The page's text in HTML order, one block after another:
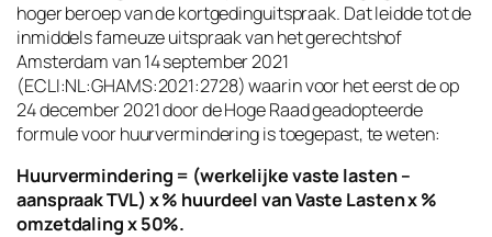
hoger beroep van de kortgedinguitspraak. Dat leidde tot de
inmiddels fameuze uitspraak van het gerechtshof
Amsterdam van 14 september 2021
(ECLI:NL:GHAMS:2021:2728) waarin voor het eerst de op
24 december 2021 door de Hoge Raad geadopteerde
formule voor huurvermindering is toegepast, te weten:
Huurvermindering = (werkelijke vaste lasten –
aanspraak TVL) x % huurdeel van Vaste Lasten x %
omzetdaling x 50%.